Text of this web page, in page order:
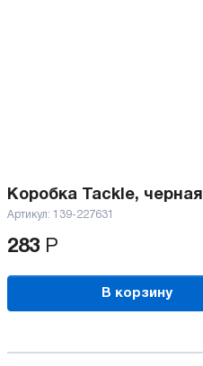
Коробка Tackle, черная
Артикул: 139-227631
283 Р
В корзину